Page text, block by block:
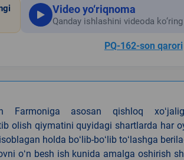
Video yo‘riqnoma
Qanday ishlashini videoda ko‘ring
PQ-162-son qarori
Farmoniga asosan qishloq
olish qiymatini quyidagi shartlarda har
holda boʻlib-boʻlib toʻlashga
oʻn besh ish kunida amalga oshirish